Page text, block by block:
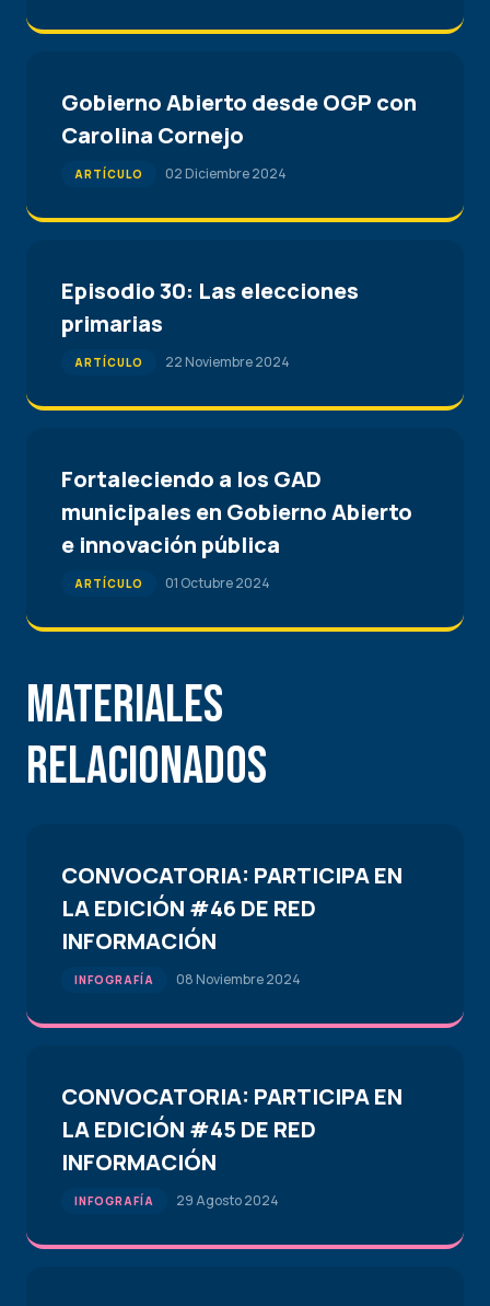
Gobierno Abierto desde OGP con
Carolina Cornejo
ARTÍCULO 02 Diciembre 2024
Episodio 30: Las elecciones
primarias
ARTÍCULO 22 Noviembre 2024
Fortaleciendo a los GAD
municipales en Gobierno Abierto
e innovación pública
ARTÍCULO 01 Octubre 2024
Materiales
Relacionados
CONVOCATORIA: PARTICIPA EN
LA EDICIÓN #46 DE RED
INFORMACIÓN
INFOGRAFÍA 08 Noviembre 2024
CONVOCATORIA: PARTICIPA EN
LA EDICIÓN #45 DE RED
INFORMACIÓN
INFOGRAFÍA 29 Agosto 2024